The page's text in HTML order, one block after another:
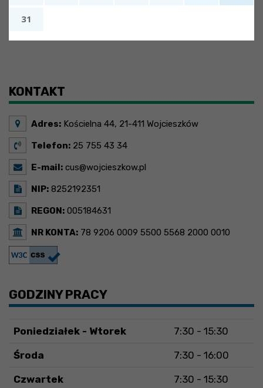
31
KONTAKT
Adres: Kościelna 44, 21-411 Wojcieszków
Telefon: 25 755 43 34
E-mail: cus@wojcieszkow.pl
NIP: 8252192351
REGON: 005184631
NR KONTA: 78 9206 0009 5500 5568 2000 0010
GODZINY PRACY
Poniedziałek - Wtorek 7:30 - 15:30
Środa 7:30 - 16:00
Czwartek 7:30 - 15:30